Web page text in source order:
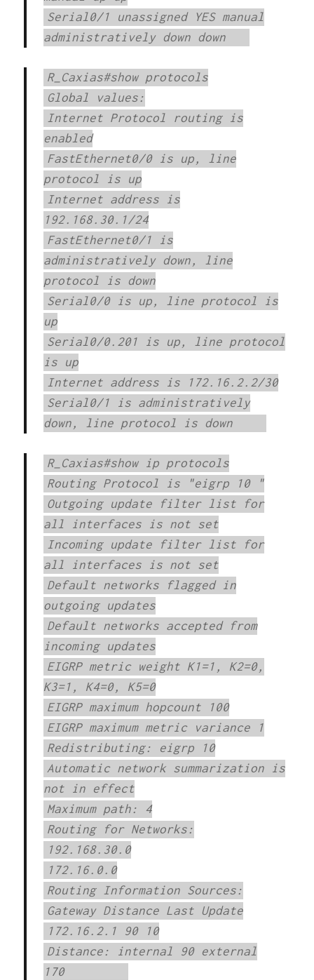
Serial0/1 unassigned YES manual
administratively down down
R_Caxias#show protocols
Global values:
Internet Protocol routing is
enabled
FastEthernet0/0 is up, line
protocol is up
Internet address is
192.168.30.1/24
FastEthernet0/1 is
administratively down, line
protocol is down
Serial0/0 is up, line protocol is
up
Serial0/0.201 is up, line protocol
is up
Internet address is 172.16.2.2/30
Serial0/1 is administratively
down, line protocol is down
R_Caxias#show ip protocols
Routing Protocol is "eigrp 10 "
Outgoing update filter list for
all interfaces is not set
Incoming update filter list for
all interfaces is not set
Default networks flagged in
outgoing updates
Default networks accepted from
incoming updates
EIGRP metric weight K1=1, K2=0,
K3=1, K4=0, K5=0
EIGRP maximum hopcount 100
EIGRP maximum metric variance 1
Redistributing: eigrp 10
Automatic network summarization is
not in effect
Maximum path: 4
Routing for Networks:
192.168.30.0
172.16.0.0
Routing Information Sources:
Gateway Distance Last Update
172.16.2.1 90 10
Distance: internal 90 external
170